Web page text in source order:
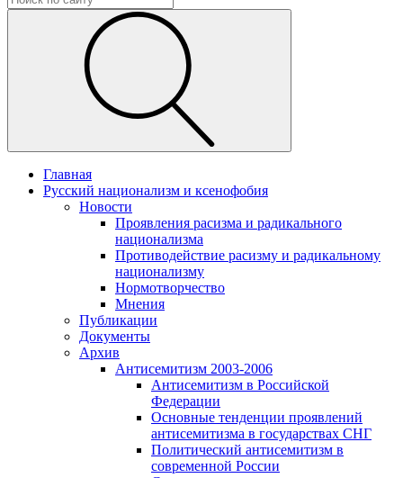
Главная
Русский национализм и ксенофобия
Новости
Проявления расизма и радикального
национализма
Противодействие расизму и радикальному
национализму
Нормотворчество
Мнения
Публикации
Документы
Архив
Антисемитизм 2003-2006
Антисемитизм в Российской
Федерации
Основные тенденции проявлений
антисемитизма в государствах СНГ
Политический антисемитизм в
современной России